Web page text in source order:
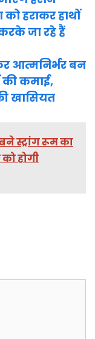
को हराकर हाथों
जा रहे हैं
आत्मनिर्भर बन
की कमाई,
खासियत
स्ट्रांग रूम का
होगी